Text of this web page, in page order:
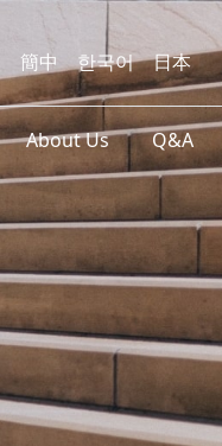
簡中 한국어 日本
About Us Q&A